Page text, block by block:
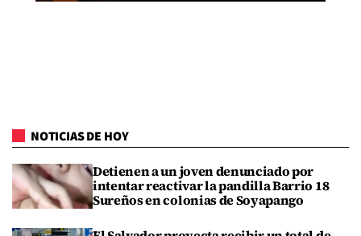
NOTICIAS DE HOY
Detienen a un joven denunciado por
intentar reactivar la pandilla Barrio 18
Sureños en colonias de Soyapango